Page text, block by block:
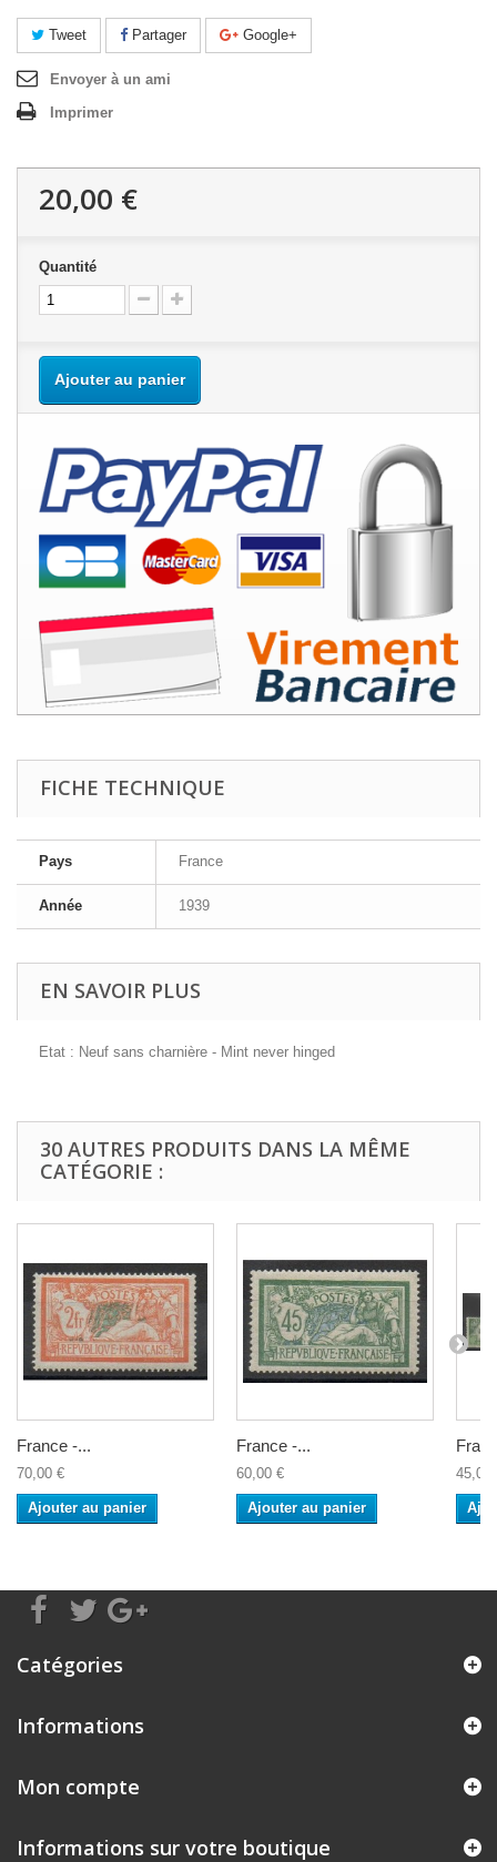
Tweet Partager Google+
Envoyer à un ami
Imprimer
20,00 €
Quantité
Ajouter au panier
FICHE TECHNIQUE
Pays France
Année 1939
EN SAVOIR PLUS
Etat : Neuf sans charnière - Mint never hinged
30 AUTRES PRODUITS DANS LA MÊME
CATÉGORIE :
France -...
70,00 €
Ajouter au panier
France -...
60,00 €
Ajouter au panier
45,00
Catégories
Informations
Mon compte
Informations sur votre boutique